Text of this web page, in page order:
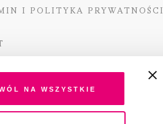
na wszystkie
I POLITYKA PRYWATNOŚCI
Ministra Kultury i Dziedzictwa